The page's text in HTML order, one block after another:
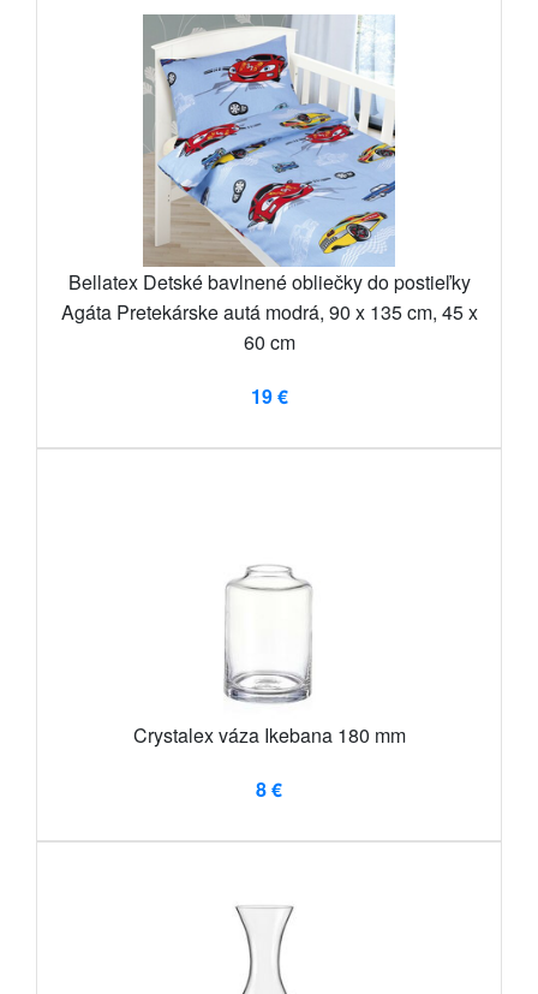
Bellatex Detské bavlnené obliečky do postieľky
Agáta Pretekárske autá modrá, 90 x 135 cm, 45 x
60 cm
19 €
Crystalex váza Ikebana 180 mm
8 €